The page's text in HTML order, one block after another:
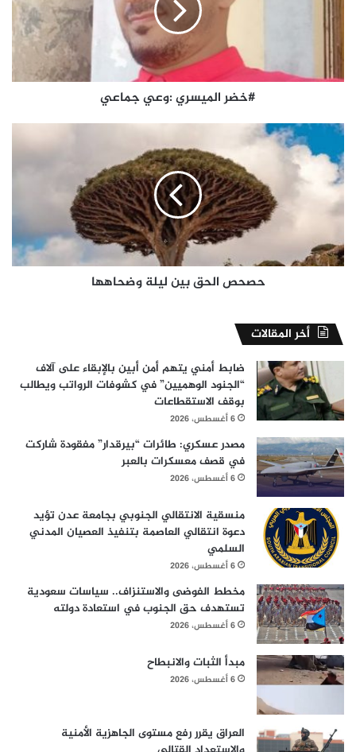
#خضر الميسري :وعي جماعي
حصحص
الحق
بين
ليلة
وضحاهها
حصحص الحق بين ليلة وضحاهها
أخر المقالات
ضابط أمني يتهم أمن أبين بالإبقاء على آلاف
“الجنود الوهميين” في كشوفات الرواتب ويطالب
بوقف الاستقطاعات
6 أغسطس، 2026
مصدر عسكري: طائرات “بيرقدار” مفقودة شاركت
في قصف معسكرات بالعبر
6 أغسطس، 2026
منسقية الانتقالي الجنوبي بجامعة عدن تؤيد
دعوة انتقالي العاصمة بتنفيذ العصيان المدني
السلمي
6 أغسطس، 2026
مخطط الفوضى والاستنزاف.. سياسات سعودية
تستهدف حق الجنوب في استعادة دولته
6 أغسطس، 2026
مبدأ الثبات والانبطاح
6 أغسطس، 2026
العراق يقرر رفع مستوى الجاهزية الأمنية